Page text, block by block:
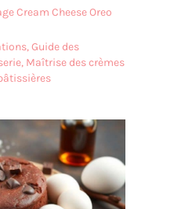
cadeau de
d'anniversaire.
à nettoyer] : le
à gâteaux est
ni les odeurs
taches. Il peut être
avec un peu de
vaisselle et d'eau et
facile à entretenir.
Cream Cheese Oreo
,Guide des
, Maîtrise des crèmes